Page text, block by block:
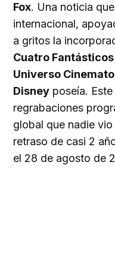
Fox. Una noticia
internacional,
a gritos la
Cuatro Fantásticos
Universo
Disney poseía.
regrabaciones
global que nadie
retraso de casi 2
el 28 de agosto de